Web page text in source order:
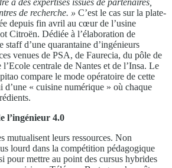
à des expertises issues de partenaires,
de recherche. » C’est le cas sur la plate-
depuis fin avril au cœur de l’usine
Citroën. Dédiée à l’élaboration de
staff d’une quarantaine d’ingénieurs
venues de PSA, de Faurecia, du pôle de
centrale de Nantes et de l’Insa. Le
compare le mode opératoire de cette
d’une « cuisine numérique » où chaque
l’ingénieur 4.0
mutualisent leurs ressources. Non
lourd dans la compétition pédagogique
pour mettre au point des cursus hybrides